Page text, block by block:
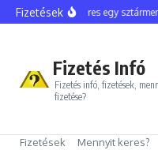
Ugrás a tartalomhoz
Fizetések
Mennyit keres egy
Fizetés Infó
Fizetés infó, fizetések,
fizetése?
Fizetések Mennyit keres?